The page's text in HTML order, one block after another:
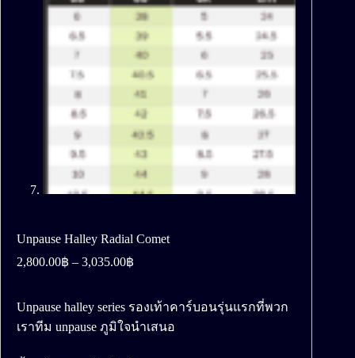
Unpause Halley Radial Comet
2,800.00฿ – 3,035.00฿
through
3,035.00฿
Unpause halley series รองเท้าคาร์บอนรุ่นแรกที่พวก
เราทีม unpause ภูมิใจนำเสนอ